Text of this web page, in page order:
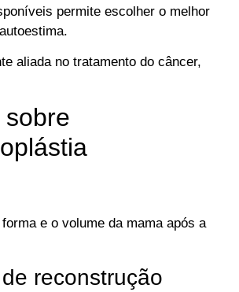
permite escolher o melhor
aliada no tratamento do câncer,
e o volume da mama após a
reconstrução